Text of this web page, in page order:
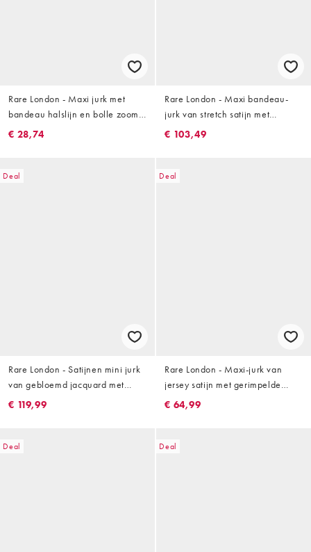
Rare London - Maxi jurk met
bandeau halslijn en bolle zoom
in zwart
€ 28,74
Rare London - Maxi bandeau-
jurk van stretch satijn met
verlaagde taille in lichtroze
€ 103,49
Deal
Rare London - Satijnen mini jurk
van gebloemd jacquard met
bandjes, gedrapeerde halslijn en
€ 119,99
Deal
Rare London - Maxi-jurk van
jersey satijn met gerimpelde
taille, zijsplit en luchtige rok in
€ 64,99
Deal Deal